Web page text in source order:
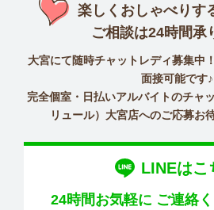
楽しくおしゃべりす
ご相談は24時間承
大宮にて随時チャットレディ募集中
面接可能です♪
完全個室・日払いアルバイトのチャ
リュール）大宮店へのご応募お
LINEはこ
24時間お気軽に ご連絡く